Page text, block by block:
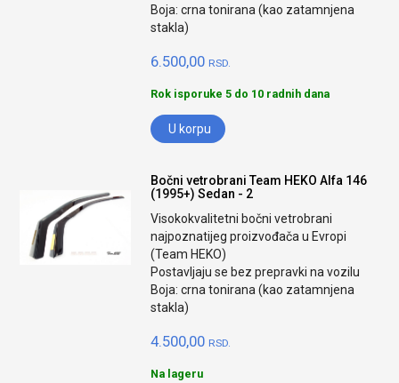
Boja: crna tonirana (kao zatamnjena
stakla)
6.500,00 RSD.
Rok isporuke 5 do 10 radnih dana
U korpu
Bočni vetrobrani Team HEKO Alfa 146
(1995+) Sedan - 2
Visokokvalitetni bočni vetrobrani
najpoznatijeg proizvođača u Evropi
(Team HEKO)
Postavljaju se bez prepravki na vozilu
Boja: crna tonirana (kao zatamnjena
stakla)
4.500,00 RSD.
Na lageru